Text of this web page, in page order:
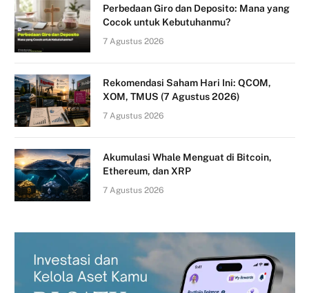
Perbedaan Giro dan Deposito: Mana yang
Cocok untuk Kebutuhanmu?
7 Agustus 2026
Rekomendasi Saham Hari Ini: QCOM,
XOM, TMUS (7 Agustus 2026)
7 Agustus 2026
Akumulasi Whale Menguat di Bitcoin,
Ethereum, dan XRP
7 Agustus 2026